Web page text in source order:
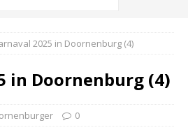
2025 in Doornenburg (4)
in Doornenburg (4)
0